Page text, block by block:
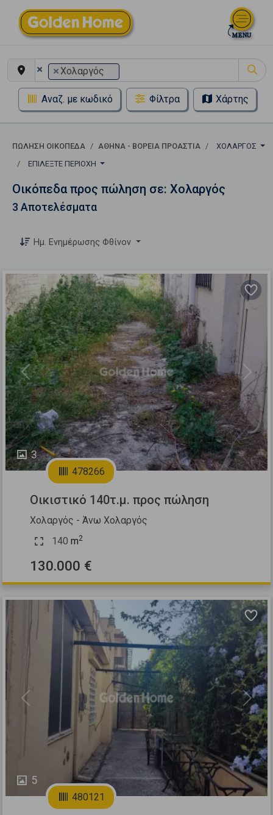
× ×Χολαργός
Αναζ. με κωδικό Φίλτρα Χάρτης
ΠΏΛΗΣΗ ΟΙΚΌΠΕΔΑ ΑΘΉΝΑ - ΒΌΡΕΙΑ ΠΡΟΆΣΤΙΑ
ΧΟΛΑΡΓΌΣ
ΕΠΙΛΈΞΤΕ ΠΕΡΙΟΧΉ
Οικόπεδα προς πώληση σε: Χολαργός
3 Αποτελέσματα
Ημ. Ενημέρωσης Φθίνον
3
Previous Next
478266
Οικιστικό 140τ.μ. προς πώληση
Χολαργός - Άνω Χολαργός
140 m2
130.000 €
5
Previous Next
480121